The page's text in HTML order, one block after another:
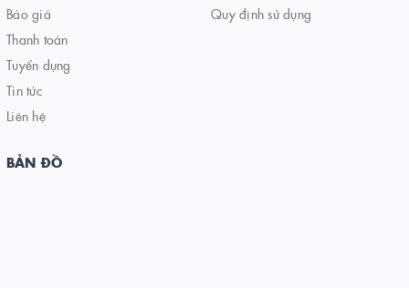
Báo giá
Thanh toán
Tuyển dụng
Tin tức
Liên hệ
Quy định sử dụng
BẢN ĐỒ